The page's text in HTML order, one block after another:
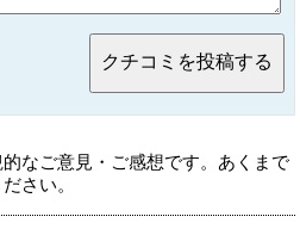
なご意見・ご感想です。あくまで
さい。